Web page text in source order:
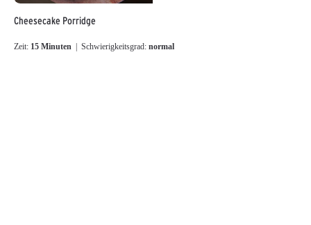
Cheesecake Porridge
Zeit: 15 Minuten | Schwierigkeitsgrad: normal